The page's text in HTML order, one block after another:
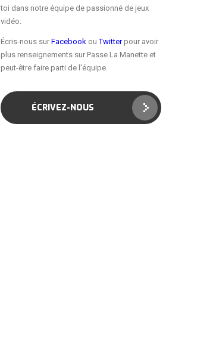
toi dans notre équipe de passionné de jeux
vidéo.
Écris-nous sur Facebook ouTwitterpour avoir
plus renseignements sur Passe La Manette et
peut-être faire parti de l'équipe.
ÉCRIVEZ-NOUS